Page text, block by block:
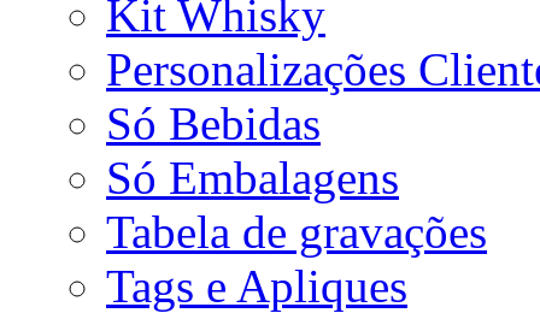
Kit Whisky
Personalizações
Só Bebidas
Só Embalagens
Tabela de gravações
Tags e Apliques